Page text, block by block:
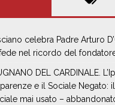
celebra Padre Arturo
nel ricordo del
DEL CARDINALE.
e il Sociale Negato:
mai usato –